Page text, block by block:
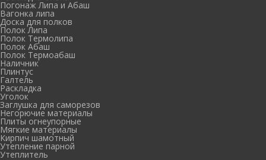
Погонаж Липа и Абаш
Вагонка липа
Доска для полков
Полок Липа
Полок Термолипа
Полок Абаш
Полок Термоабаш
Наличник
Плинтус
Галтель
Раскладка
Уголок
Заглушка для саморезов
Негорючие материалы
Плиты огнеупорные
Мягкие материалы
Кирпич шамотный
Утепление парной
Утеплитель